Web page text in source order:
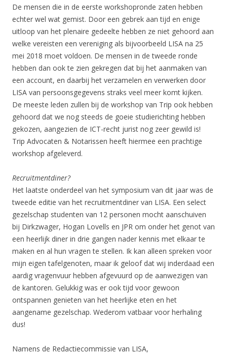
De mensen die in de eerste workshopronde zaten hebben
echter wel wat gemist. Door een gebrek aan tijd en enige
uitloop van het plenaire gedeelte hebben ze niet gehoord aan
welke vereisten een vereniging als bijvoorbeeld LISA na 25
mei 2018 moet voldoen. De mensen in de tweede ronde
hebben dan ook te zien gekregen dat bij het aanmaken van
een account, en daarbij het verzamelen en verwerken door
LISA van persoonsgegevens straks veel meer komt kijken.
De meeste leden zullen bij de workshop van Trip ook hebben
gehoord dat we nog steeds de goeie studierichting hebben
gekozen, aangezien de ICT-recht jurist nog zeer gewild is!
Trip Advocaten & Notarissen heeft hiermee een prachtige
workshop afgeleverd.
Recruitmentdiner?
Het laatste onderdeel van het symposium van dit jaar was de
tweede editie van het recruitmentdiner van LISA. Een select
gezelschap studenten van 12 personen mocht aanschuiven
bij Dirkzwager, Hogan Lovells en JPR om onder het genot van
een heerlijk diner in drie gangen nader kennis met elkaar te
maken en al hun vragen te stellen. Ik kan alleen spreken voor
mijn eigen tafelgenoten, maar ik geloof dat wij inderdaad een
aardig vragenvuur hebben afgevuurd op de aanwezigen van
de kantoren. Gelukkig was er ook tijd voor gewoon
ontspannen genieten van het heerlijke eten en het
aangename gezelschap. Wederom vatbaar voor herhaling
dus!
Namens de Redactiecommissie van LISA,